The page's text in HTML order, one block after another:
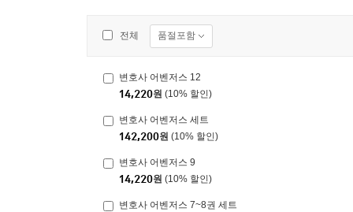
전체 품절포함
변호사 어벤저스 12
14,220원 (10% 할인)
변호사 어벤저스 세트
142,200원 (10% 할인)
변호사 어벤저스 9
14,220원 (10% 할인)
변호사 어벤저스 7~8권 세트